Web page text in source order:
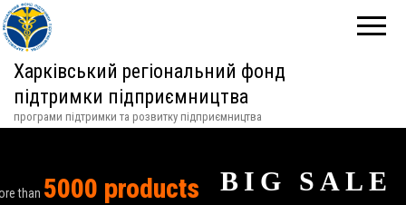
Харківський регіональний фонд
підтримки підприємництва
програми підтримки та розвитку підприємництва
BIG SALE
than 5000 products